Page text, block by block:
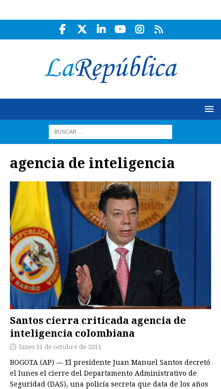
agencia de inteligencia
Santos cierra criticada agencia de
inteligencia colombiana
lunes 31 de octubre de 2011
BOGOTA (AP) — El presidente Juan Manuel Santos decretó
el lunes el cierre del Departamento Administrativo de
Seguridad (DAS), una policía secreta que data de los años